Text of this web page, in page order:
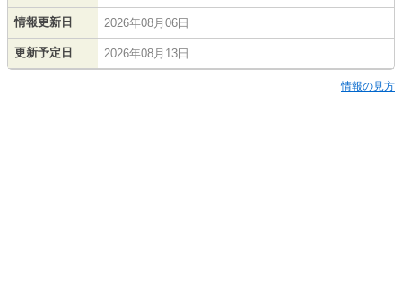
情報更新日 2026年08月06日
更新予定日 2026年08月13日
情報の見方